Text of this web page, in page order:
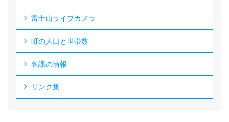
富士山ライブカメラ
町の人口と世帯数
各課の情報
リンク集